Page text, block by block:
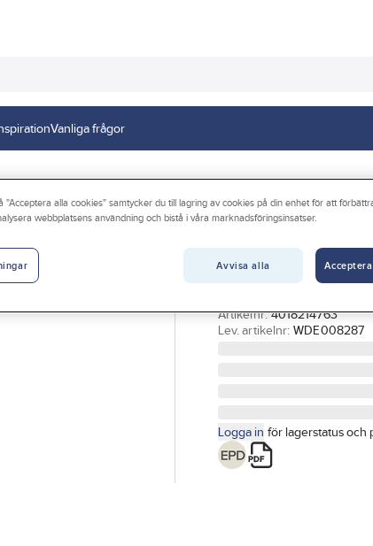
Vanliga frågor
SCHNEIDER ELECTRIC
Vägguttag,
petskydd,
VÄGGUTTAG 2-V JORD
Artikelnr: 4018214763
Lev. artikelnr: WDE008287
Logga in för lagerstatus och
"Acceptera alla cookies" samtycker du till lagring av cookies på din enhet för att
webbplatsens användning och bistå i våra marknadsföringsinsatser.
Avvisa alla